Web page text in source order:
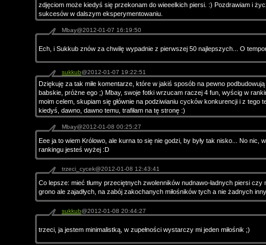
zdjęciom może kiedyś się przekonam do wieeelkich piersi. :) Pozdrawiam i
sukcesów w dalszym eksperymentowaniu.
Mbay@2012-01-07 16:19:50
Ech, i Sukkub znów za chwilę wypadnie z pierwszej 50 najlepszych... O
sukkub@2012-01-07 19:22:51
Dziękuję za tak miłe komentarze, które w jakiś sposób na pewno podbudowują
babskie, próżne ego ;) Mbay, swoje fotki wrzucam raczej 4 fun, wyścig w
moim celem, skupiam się głównie na podziwianiu cycków konkurencji i z tego
kiedyś, dawno, dawno temu, trafiłam na tę stronę :)
Mbay@2012-01-08 00:25:27
Eee ja to wiem Królowo, ale kurna to się nie godzi, by były tak nisko... No nic,
rankingu jesteś wyżej :D
trzeci_cycek@2012-01-08 12:43:41
Co lepsze: mieć tłumy przeciętnych zwolenników nudnawo-ładnych piersi czy
grono ale zajadłych, na zabój zakochanych miłośników tych a nie żadnych
sukkub@2012-01-08 20:44:27
trzeci, ja jestem minimalistką, w zupełności wystarczy mi jeden miłośnik ;)